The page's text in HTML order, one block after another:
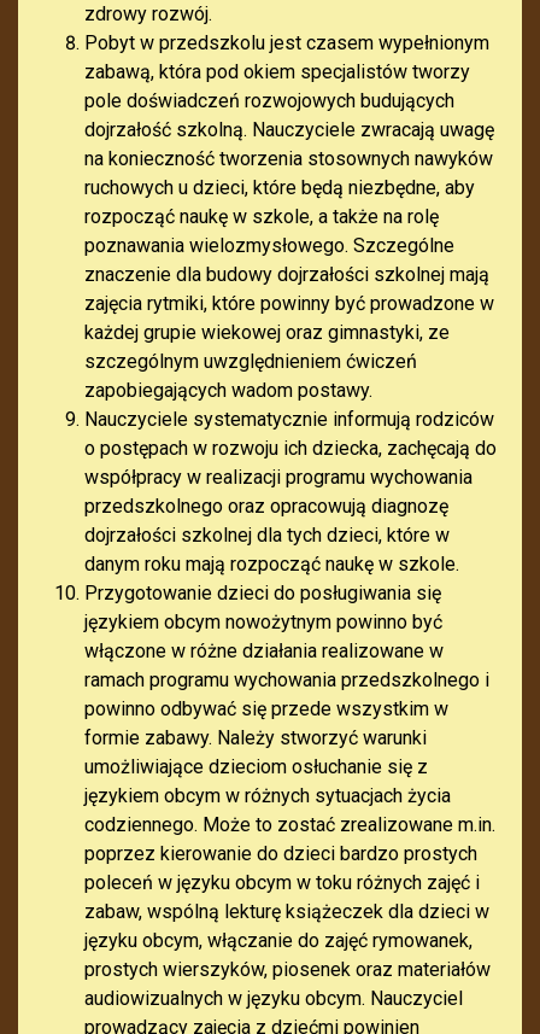
zdrowy rozwój.
Pobyt w przedszkolu jest czasem wypełnionym
zabawą, która pod okiem specjalistów tworzy
pole doświadczeń rozwojowych budujących
dojrzałość szkolną. Nauczyciele zwracają uwagę
na konieczność tworzenia stosownych nawyków
ruchowych u dzieci, które będą niezbędne, aby
rozpocząć naukę w szkole, a także na rolę
poznawania wielozmysłowego. Szczególne
znaczenie dla budowy dojrzałości szkolnej mają
zajęcia rytmiki, które powinny być prowadzone w
każdej grupie wiekowej oraz gimnastyki, ze
szczególnym uwzględnieniem ćwiczeń
zapobiegających wadom postawy.
Nauczyciele systematycznie informują rodziców
o postępach w rozwoju ich dziecka, zachęcają do
współpracy w realizacji programu wychowania
przedszkolnego oraz opracowują diagnozę
dojrzałości szkolnej dla tych dzieci, które w
danym roku mają rozpocząć naukę w szkole.
Przygotowanie dzieci do posługiwania się
językiem obcym nowożytnym powinno być
włączone w różne działania realizowane w
ramach programu wychowania przedszkolnego i
powinno odbywać się przede wszystkim w
formie zabawy. Należy stworzyć warunki
umożliwiające dzieciom osłuchanie się z
językiem obcym w różnych sytuacjach życia
codziennego. Może to zostać zrealizowane m.in.
poprzez kierowanie do dzieci bardzo prostych
poleceń w języku obcym w toku różnych zajęć i
zabaw, wspólną lekturę książeczek dla dzieci w
języku obcym, włączanie do zajęć rymowanek,
prostych wierszyków, piosenek oraz materiałów
audiowizualnych w języku obcym. Nauczyciel
prowadzący zajęcia z dziećmi powinien